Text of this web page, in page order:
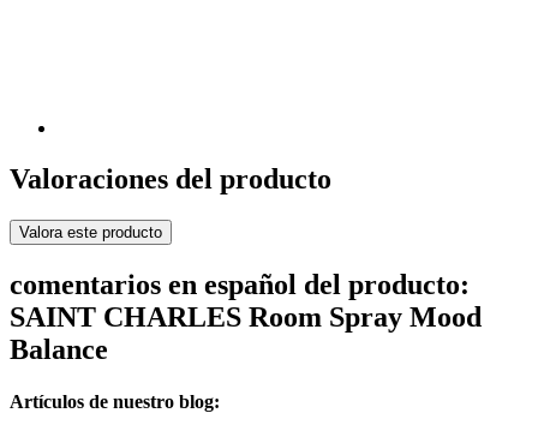
Valoraciones del producto
Valora este producto
comentarios en español del producto:
SAINT CHARLES Room Spray Mood
Balance
Artículos de nuestro blog: